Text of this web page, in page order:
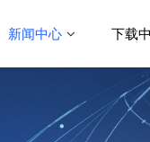
新闻中心 下载